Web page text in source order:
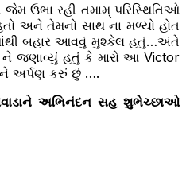
ઉભા રહી તમામ્ પરિસ્થિતિઓ
અને તેમનો સાથ ના મળ્યો હોત
બહાર આવવું મુશ્કેલ હતું…અંતે
ને જણાવ્યું હતું કે મારો આ Victor
અર્પણ કરું છું ….
અભિનંદન સહ શુભેચ્છાઓ